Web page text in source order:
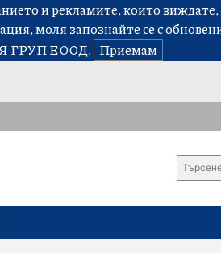
и рекламите, които
моля запознайте се с
ГРУП ЕООД. Приемам